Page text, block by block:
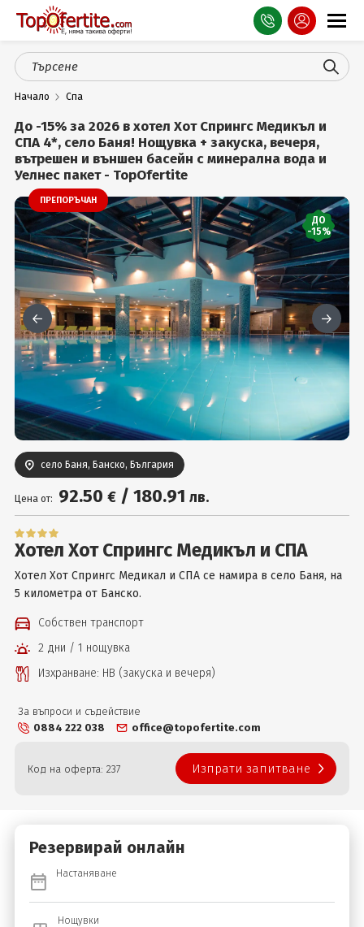
Оферти
СПА
Планина
Море
Чужбина
Празници
Гърция
Услуги
Вход
Начало Спа
До -15% за 2026 в хотел Хот Спрингс Медикъл и
СПА 4*, село Баня! Нощувка + закуска, вечеря,
вътрешен и външен басейн с минерална вода и
Уелнес пакет - TopOfertite
ПРЕПОРЪЧАН
ДО
-15%
село Баня, Банско, България
Цена от: 92.50 € / 180.91 лв.
Хотел Хот Спрингс Медикъл и СПА
Хотел Хот Спрингс Медикал и СПА се намира в село Баня, на
5 километра от Банско.
Собствен транспорт
2 дни / 1 нощувка
Изхранване: НВ (закуска и вечеря)
За въпроси и съдействие
0884 222 038
office@topofertite.com
Код на оферта: 237 Изпрати запитване
Резервирай онлайн
Настаняване
Нощувки